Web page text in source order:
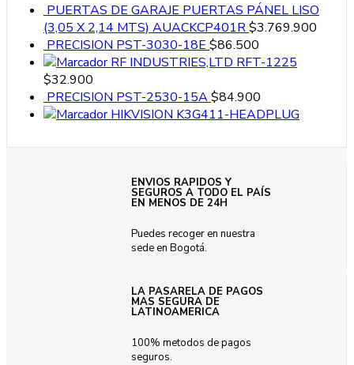
PUERTAS DE GARAJE PUERTAS PÁNEL LISO
(3,05 X 2,14 MTS) AUACKCP401R$3.769.900
PRECISION PST-3030-18E $86.500
RF INDUSTRIES,LTD RFT-1225
$32.900
PRECISION PST-2530-15A$84.900
HIKVISION K3G411-HEADPLUG
ENVIOS RAPIDOS Y
SEGUROS A TODO EL PAÍS
EN MENOS DE 24H
Puedes recoger en nuestra
sede en Bogotá.
LA PASARELA DE PAGOS
MAS SEGURA DE
LATINOAMERICA
100% metodos de pagos
seguros.